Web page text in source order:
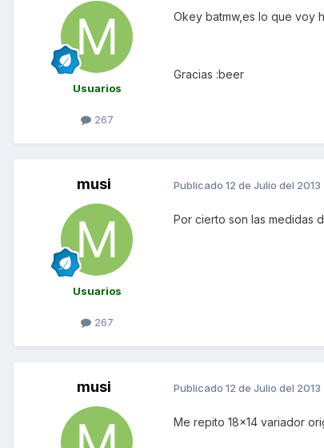
Usuarios
267
Okey batmw,es lo que voy
Gracias :beer
musi
Usuarios
267
Publicado 12 de Julio del 2013
Por cierto son las medidas
musi Publicado 12 de Julio del 2013
Me repito 18x14 variador